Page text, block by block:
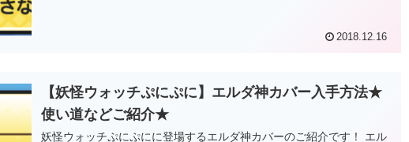
2018.12.16
【妖怪ウォッチぷにぷに】エルダ神カバー入手方法★
使い道などご紹介★
妖怪ウォッチぷにぷにに登場するエルダ神カバーのご紹介です！ エル